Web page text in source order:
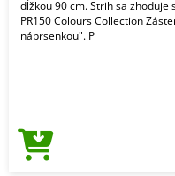
dĺžkou 90 cm. Strih sa zhoduje
PR150 Colours Collection
náprsenkou". P